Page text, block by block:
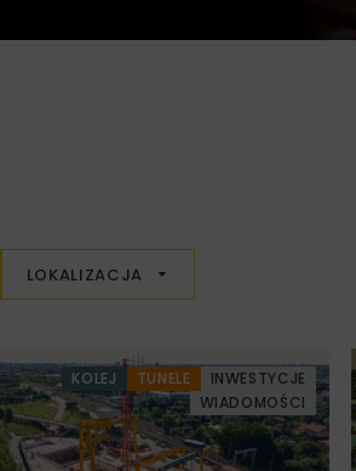
LOKALIZACJA
KOLEJ TUNELE
INWESTYCJE
WIADOMOŚCI